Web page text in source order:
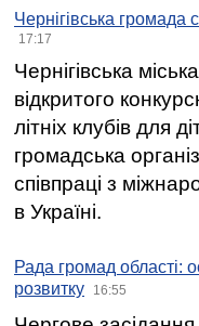
Чернігівська громада
17:17
Чернігівська
відкритого
літніх клубів для
громадська
співпраці з
в Україні.
Рада громад області:
розвитку
16:55